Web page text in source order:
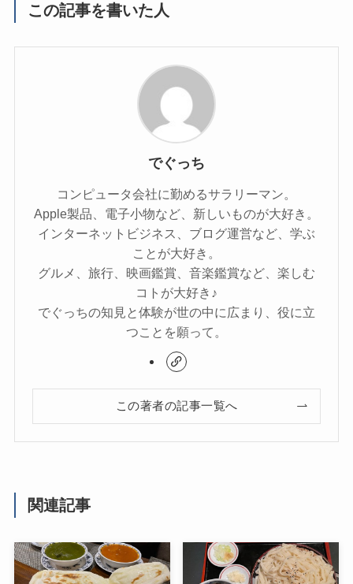
この記事を書いた人
でぐっち
コンピュータ会社に勤めるサラリーマン。
Apple製品、電子小物など、新しいものが大好き。
インターネットビジネス、ブログ運営など、学ぶ
ことが大好き。
グルメ、旅行、映画鑑賞、音楽鑑賞など、楽しむ
コトが大好き♪
でぐっちの知見と体験が世の中に広まり、役に立
つことを願って。
この著者の記事一覧へ
関連記事